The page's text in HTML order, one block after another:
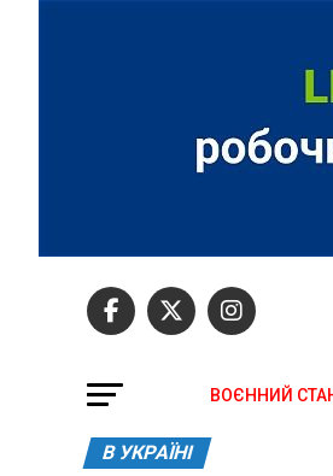
ВОЄННИЙ
В УКРАЇНІ